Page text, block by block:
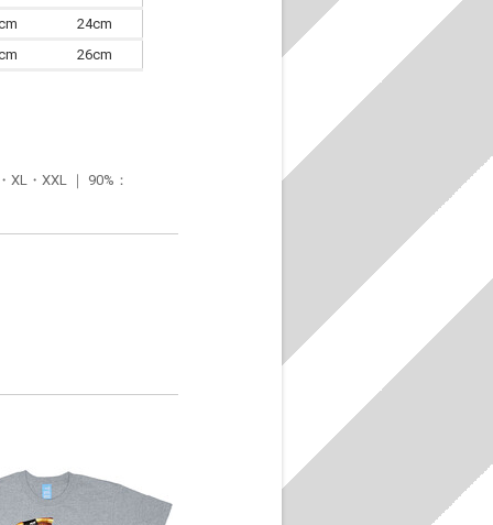
24cm
26cm
・XXL ｜ 90%：